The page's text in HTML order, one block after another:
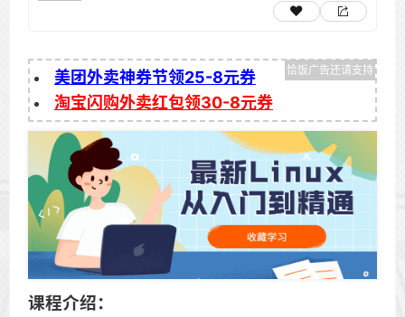
美团外卖神券节领25-8元券
淘宝闪购外卖红包领30-8元券
课程介绍：